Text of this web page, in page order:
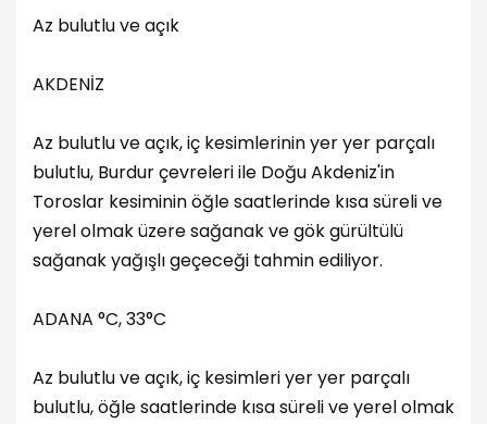
Az bulutlu ve açık
AKDENİZ
Az bulutlu ve açık, iç kesimlerinin yer yer parçalı
bulutlu, Burdur çevreleri ile Doğu Akdeniz'in
Toroslar kesiminin öğle saatlerinde kısa süreli ve
yerel olmak üzere sağanak ve gök gürültülü
sağanak yağışlı geçeceği tahmin ediliyor.
ADANA °C, 33°C
Az bulutlu ve açık, iç kesimleri yer yer parçalı
bulutlu, öğle saatlerinde kısa süreli ve yerel olmak